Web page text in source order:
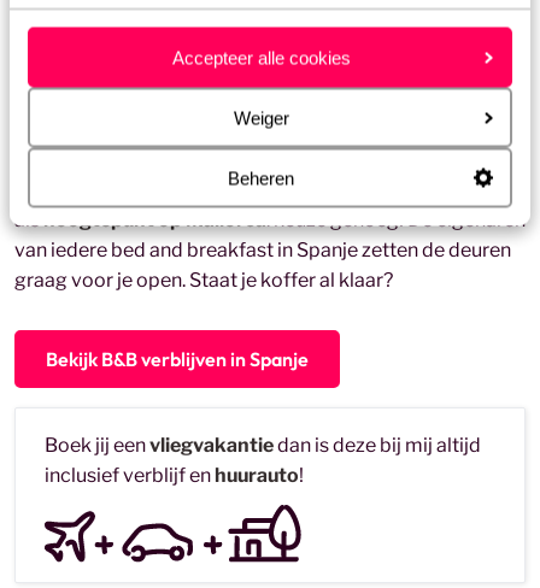
Accepteer alle cookies
Weiger
Beheren
en woeste kustlijnen met fijne zandstranden. Ook de
Spaanse eilanden
zijn uniek en veelzijdig. De bijna 4.000
meter hoge vulkaan El Teide op Tenerife, de lavastranden
allemaal heerlijke bestemmingen voor een kort weekje
ruige bergketen in het natuurpark Serra de Tramuntana
alshoogtepunt opMallorca: keuze genoeg! De eigenaren
van iedere bed and breakfast in Spanje zetten de deuren
graag voor je open. Staat je koffer al klaar?
Bekijk B&B verblijven in Spanje
Boek jij eenvliegvakantiedan is deze bij mij altijd
inclusief verblijf en huurauto!